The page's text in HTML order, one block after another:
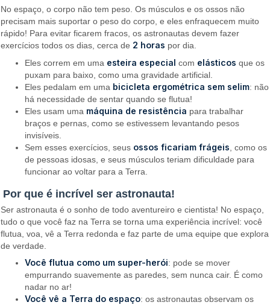
No espaço, o corpo não tem peso. Os músculos e os ossos não
precisam mais suportar o peso do corpo, e eles enfraquecem muito
rápido! Para evitar ficarem fracos, os astronautas devem fazer
exercícios todos os dias, cerca de 2 horas por dia.
Eles correm em uma esteira especial com elásticos que os
puxam para baixo, como uma gravidade artificial.
Eles pedalam em uma bicicleta ergométrica sem selim: não
há necessidade de sentar quando se flutua!
Eles usam uma máquina de resistência para trabalhar
braços e pernas, como se estivessem levantando pesos
invisíveis.
Sem esses exercícios, seus ossos ficariam frágeis , como os
de pessoas idosas, e seus músculos teriam dificuldade para
funcionar ao voltar para a Terra.
Por que é incrível ser astronauta!
Ser astronauta é o sonho de todo aventureiro e cientista! No espaço,
tudo o que você faz na Terra se torna uma experiência incrível: você
flutua, voa, vê a Terra redonda e faz parte de uma equipe que explora
de verdade.
Você flutua como um super-herói: pode se mover
empurrando suavemente as paredes, sem nunca cair. É como
nadar no ar!
Você vê a Terra do espaço: os astronautas observam os